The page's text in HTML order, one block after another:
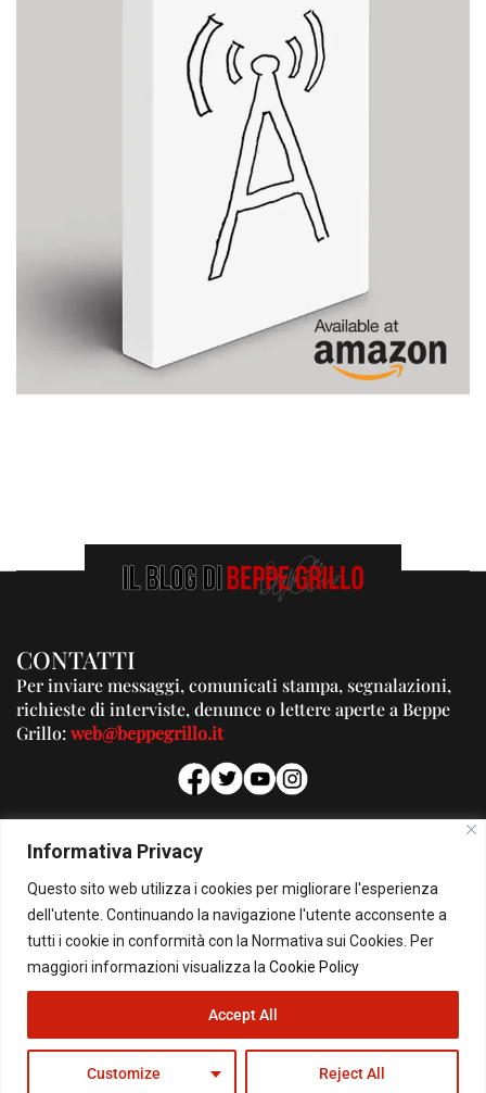
Informativa Privacy
Questo sito web utilizza i cookies per migliorare l'esperienza
dell'utente. Continuando la navigazione l'utente acconsente a
tutti i cookie in conformità con la Normativa sui Cookies. Per
maggiori informazioni visualizza la Cookie Policy
Customize Reject All
Accept All
CONTATTI
Per inviare messaggi, comunicati stampa, segnalazioni,
richieste di interviste, denunce o lettere aperte a Beppe
Grillo:web@beppegrillo.it
PUBBLICITA'
Per la tua pubblicità su questo Blog:
pubblicita@beppegrillo.it
© Copyright 2026 - Il Blog di Beppe Grillo. All Rights Reserved - Powered by
happygrafic.com